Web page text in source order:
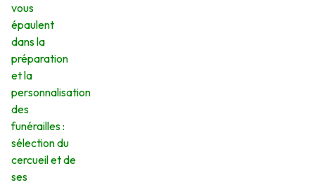
vous
épaulent
dans la
préparation
et la
personnalisation
des
funérailles :
sélection du
cercueil et de
ses